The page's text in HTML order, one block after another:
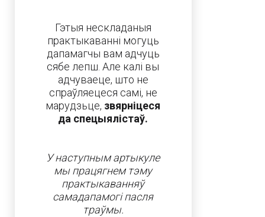
Гэтыя нескладаныя
практыкаванні могуць
дапамагчы вам адчуць
сябе лепш. Але калі вы
адчуваеце, што не
спраўляецеся самі, не
марудзьце, звярніцеся
да спецыялістаў.
У наступным артыкуле
мы працягнем тэму
практыкаванняў
самадапамогі пасля
траўмы.